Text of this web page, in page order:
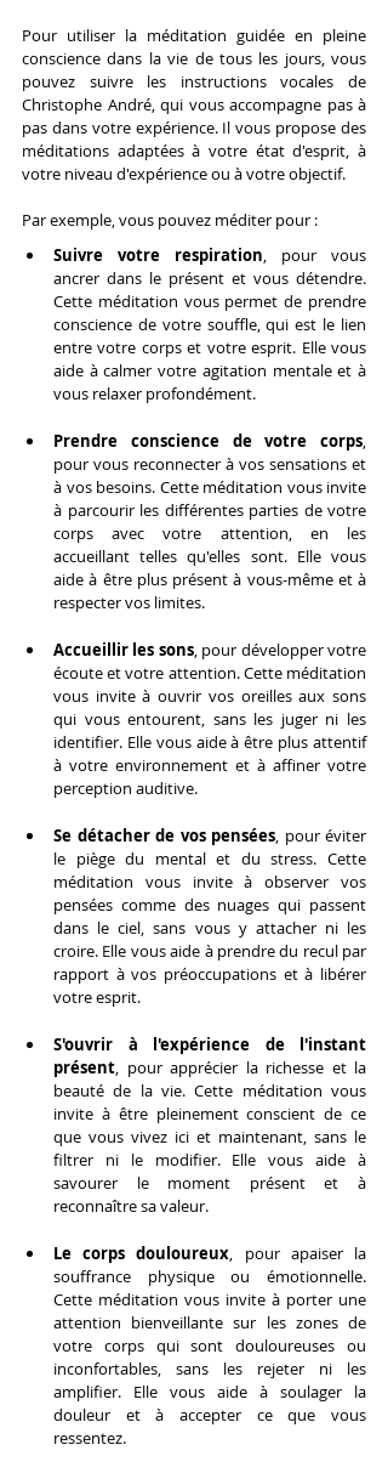
Pour utiliser la méditation guidée en pleine
conscience dans la vie de tous les jours, vous
pouvez suivre les instructions vocales de
Christophe André, qui vous accompagne pas à
pas dans votre expérience. Il vous propose des
méditations adaptées à votre état d'esprit, à
votre niveau d'expérience ou à votre objectif.
Par exemple, vous pouvez méditer pour :
Suivre votre respiration, pour vous
ancrer dans le présent et vous détendre.
Cette méditation vous permet de prendre
conscience de votre souffle, qui est le lien
entre votre corps et votre esprit. Elle vous
aide à calmer votre agitation mentale et à
vous relaxer profondément.
Prendre conscience de votre corps,
pour vous reconnecter à vos sensations et
à vos besoins. Cette méditation vous invite
à parcourir les différentes parties de votre
corps avec votre attention, en les
accueillant telles qu'elles sont. Elle vous
aide à être plus présent à vous-même et à
respecter vos limites.
Accueillir les sons, pour développer votre
écoute et votre attention. Cette méditation
vous invite à ouvrir vos oreilles aux sons
qui vous entourent, sans les juger ni les
identifier. Elle vous aide à être plus attentif
à votre environnement et à affiner votre
perception auditive.
Se détacher de vos pensées, pour éviter
le piège du mental et du stress. Cette
méditation vous invite à observer vos
pensées comme des nuages qui passent
dans le ciel, sans vous y attacher ni les
croire. Elle vous aide à prendre du recul par
rapport à vos préoccupations et à libérer
votre esprit.
S'ouvrir à l'expérience de l'instant
présent, pour apprécier la richesse et la
beauté de la vie. Cette méditation vous
invite à être pleinement conscient de ce
que vous vivez ici et maintenant, sans le
filtrer ni le modifier. Elle vous aide à
savourer le moment présent et à
reconnaître sa valeur.
Le corps douloureux, pour apaiser la
souffrance physique ou émotionnelle.
Cette méditation vous invite à porter une
attention bienveillante sur les zones de
votre corps qui sont douloureuses ou
inconfortables, sans les rejeter ni les
amplifier. Elle vous aide à soulager la
douleur et à accepter ce que vous
ressentez.